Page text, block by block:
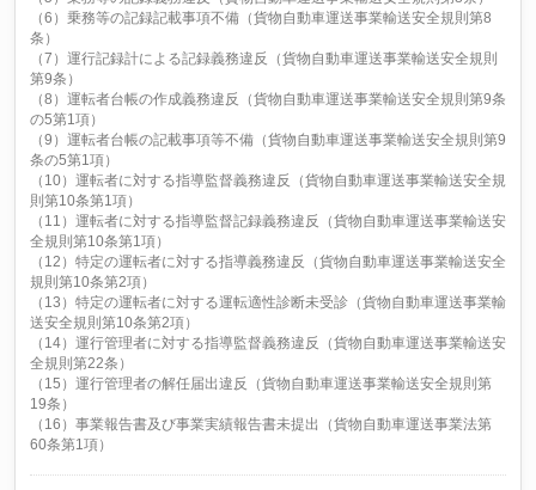
（6）乗務等の記録記載事項不備（貨物自動車運送事業輸送安全規則第8
条）
（7）運行記録計による記録義務違反（貨物自動車運送事業輸送安全規則
第9条）
（8）運転者台帳の作成義務違反（貨物自動車運送事業輸送安全規則第9条
の5第1項）
（9）運転者台帳の記載事項等不備（貨物自動車運送事業輸送安全規則第9
条の5第1項）
（10）運転者に対する指導監督義務違反（貨物自動車運送事業輸送安全規
則第10条第1項）
（11）運転者に対する指導監督記録義務違反（貨物自動車運送事業輸送安
全規則第10条第1項）
（12）特定の運転者に対する指導義務違反（貨物自動車運送事業輸送安全
規則第10条第2項）
（13）特定の運転者に対する運転適性診断未受診（貨物自動車運送事業輸
送安全規則第10条第2項）
（14）運行管理者に対する指導監督義務違反（貨物自動車運送事業輸送安
全規則第22条）
（15）運行管理者の解任届出違反（貨物自動車運送事業輸送安全規則第
19条）
（16）事業報告書及び事業実績報告書未提出（貨物自動車運送事業法第
60条第1項）